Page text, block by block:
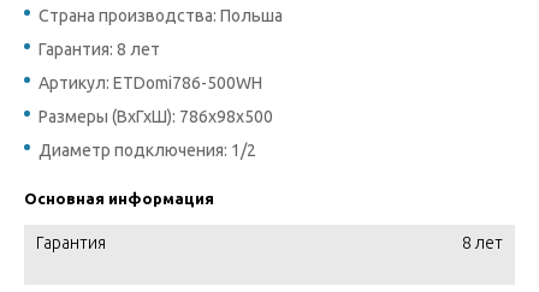
Страна производства: Польша
Гарантия: 8 лет
Артикул: ETDomi786-500WH
Размеры (ВхГхШ): 786x98x500
Диаметр подключения: 1/2
Основная информация
Гарантия 8 лет